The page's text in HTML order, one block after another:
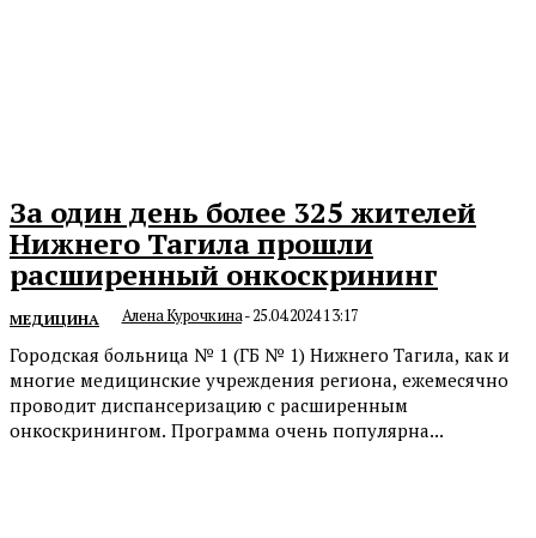
За один день более 325 жителей
Нижнего Тагила прошли
расширенный онкоскрининг
МЕДИЦИНА Алена Курочкина- 25.04.2024 13:17
Городская больница № 1 (ГБ № 1) Нижнего Тагила, как и
многие медицинские учреждения региона, ежемесячно
проводит диспансеризацию с расширенным
онкоскринингом. Программа очень популярна...